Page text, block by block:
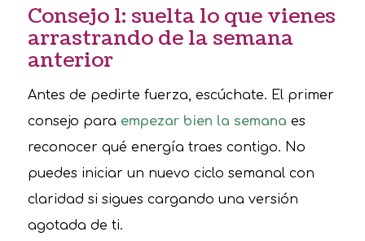
Consejo 1: suelta lo que vienes
arrastrando de la semana
anterior
Antes de pedirte fuerza, escúchate. El primer
consejo para empezar bien la semana es
reconocer qué energía traes contigo. No
puedes iniciar un nuevo ciclo semanal con
claridad si sigues cargando una versión
agotada de ti.